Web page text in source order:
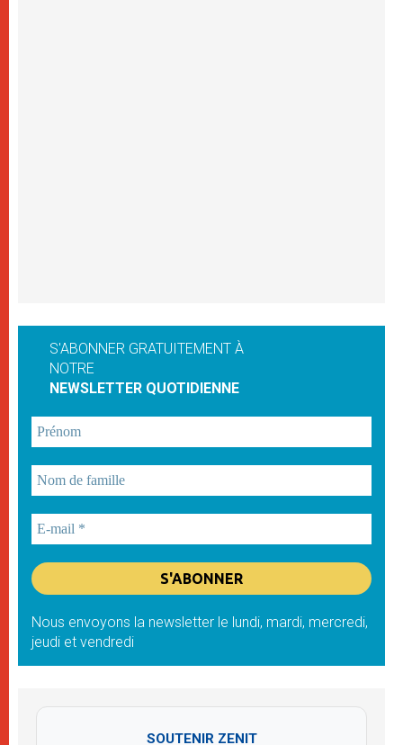
S'ABONNER GRATUITEMENT À
NOTRE
NEWSLETTER QUOTIDIENNE
Nous envoyons la newsletter le lundi, mardi, mercredi,
jeudi et vendredi
SOUTENIR ZENIT